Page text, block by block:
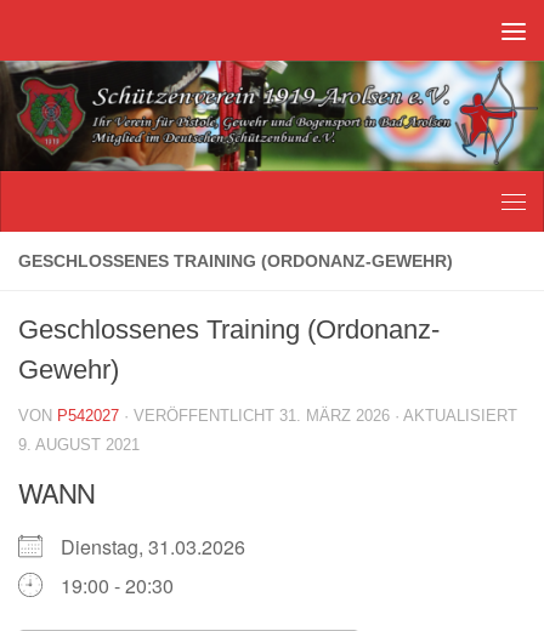
GESCHLOSSENES TRAINING (ORDONANZ-GEWEHR)
Geschlossenes Training (Ordonanz-
Gewehr)
VON P542027 · VERÖFFENTLICHT 31. MÄRZ 2026 · AKTUALISIERT
9. AUGUST 2021
WANN
Dienstag, 31.03.2026
19:00 - 20:30